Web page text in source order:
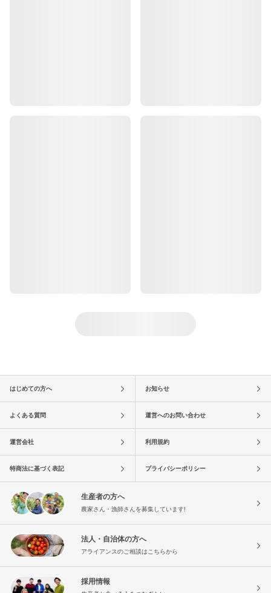
はじめての方へ お知らせ
よくある質問 運営へのお問い合わせ
運営会社 利用規約
特商法に基づく表記 プライバシーポリシー
生産者の方へ
農家さん・漁師さんを募集しています!
法人・自治体の方へ
アライアンスのご相談はこちらから
採用情報